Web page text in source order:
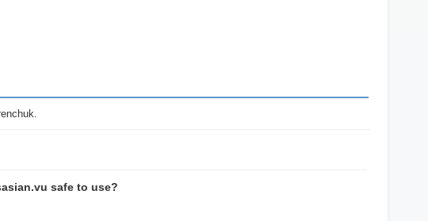
safe to use?